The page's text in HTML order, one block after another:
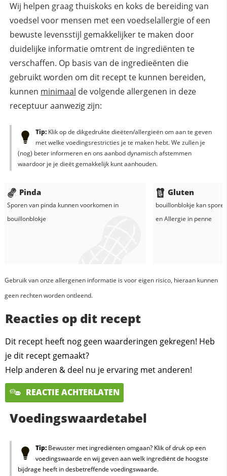
Wij helpen graag thuiskoks en koks de bereiding van
voedsel voor mensen met een voedselallergie of een
bewuste levensstijl gemakkelijker te maken door
duidelijke informatie omtrent de ingrediënten te
verschaffen. Op basis van de ingredieënten die
gebruikt worden om dit recept te kunnen bereiden,
kunnen minimaal de volgende allergenen in deze
receptuur aanwezig zijn:
Tip:Klik op de dikgedrukte dieëten/allergieën om aan te geven
met welke voedingsrestricties je te maken hebt. We zullen je
(nog) beter informeren en ons aanbod dynamisch afstemmen
waardoor je je dieët gemakkelijk kunt aanhouden.
Pinda
Sporen van pinda kunnen voorkomen in
bouillonblokje
Gluten
bouillonblokje kan
enAllergie in penne
Gebruik van onze allergenen informatie is voor eigen risico, hieraan kunnen
geen rechten worden ontleend.
Reacties op dit recept
Dit recept heeft nog geen waarderingen gekregen! Heb
je dit recept gemaakt?
Help anderen & deel nu je ervaring met anderen!
REACTIE ACHTERLATEN
Voedingswaardetabel
Tip:Bewuster met ingrediënten omgaan? Klik of druk op een
voedingswaarde en wij geven aan welk ingrediënt de hoogste
bijdrage heeft in desbetreffende voedingswaarde.